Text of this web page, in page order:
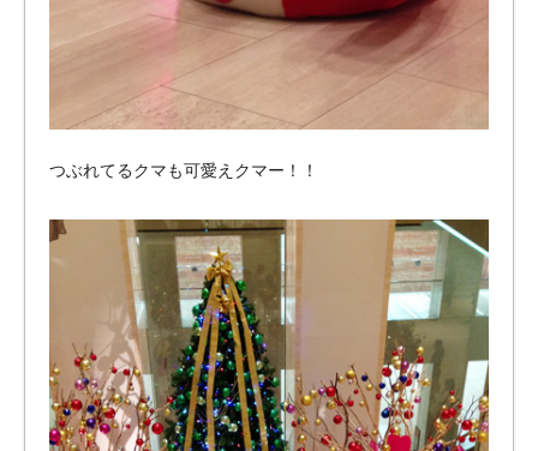
つぶれてるクマも可愛えクマー！！